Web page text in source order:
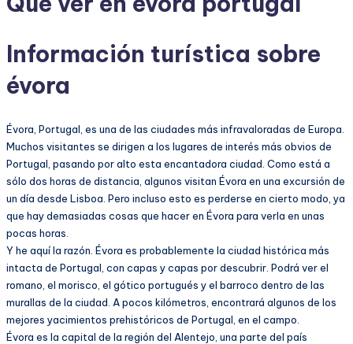
Información turística sobre
évora
Évora, Portugal, es una de las ciudades más infravaloradas de Europa.
Muchos visitantes se dirigen a los lugares de interés más obvios de
Portugal, pasando por alto esta encantadora ciudad. Como está a
sólo dos horas de distancia, algunos visitan Évora en una excursión de
un día desde Lisboa. Pero incluso esto es perderse en cierto modo, ya
que hay demasiadas cosas que hacer en Évora para verla en unas
pocas horas.
Y he aquí la razón. Évora es probablemente la ciudad histórica más
intacta de Portugal, con capas y capas por descubrir. Podrá ver el
romano, el morisco, el gótico portugués y el barroco dentro de las
murallas de la ciudad. A pocos kilómetros, encontrará algunos de los
mejores yacimientos prehistóricos de Portugal, en el campo.
Évora es la capital de la región del Alentejo, una parte del país